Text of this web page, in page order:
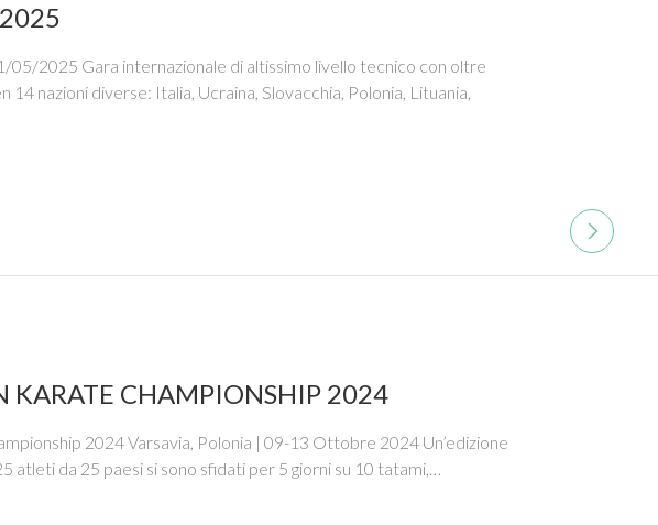
05/2025 Gara internazionale di altissimo livello tecnico con oltre
nazioni diverse: Italia, Ucraina, Slovacchia, Polonia, Lituania,
KARATE CHAMPIONSHIP 2024
2024 Varsavia, Polonia | 09-13 Ottobre 2024 Un’edizione
atleti da 25 paesi si sono sfidati per 5 giorni su 10 tatami,…